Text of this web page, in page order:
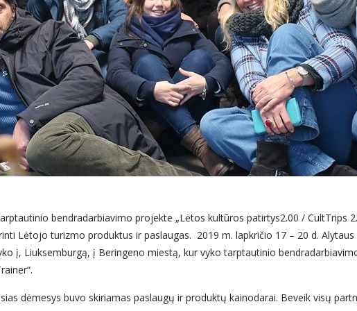
bendradarbiavimo projekte „Lėtos kultūros patirtys2.00 / CultTrips
Lėtojo turizmo produktus ir paslaugas. 2019 m. lapkričio 17 – 20 d.
į, Liuksemburgą, į Beringeno miestą, kur vyko tarptautinio
dėmesys buvo skiriamas paslaugų ir produktų kainodarai. Beveik visų